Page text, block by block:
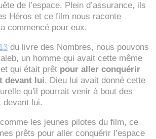
de l’espace. Plein d’assurance, ils
Héros et ce film nous raconte
commencé pour eux.
du livre des Nombres, nous pouvons
un homme qui avait cette même
qui était prêt pour aller conquérir
devant lui. Dieu lui avait donné cette
qu'il pourrait venir à bout des
devant lui.
les jeunes pilotes du film, ce
prêts pour aller conquérir l’espace